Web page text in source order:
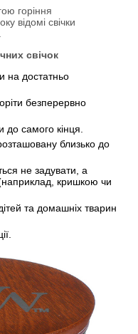
горіння
відомі свічки
свічок
на достатньо
безперервно
до самого кінця.
близько до
не задувати, а
кришкою чи
та домашніх тварин